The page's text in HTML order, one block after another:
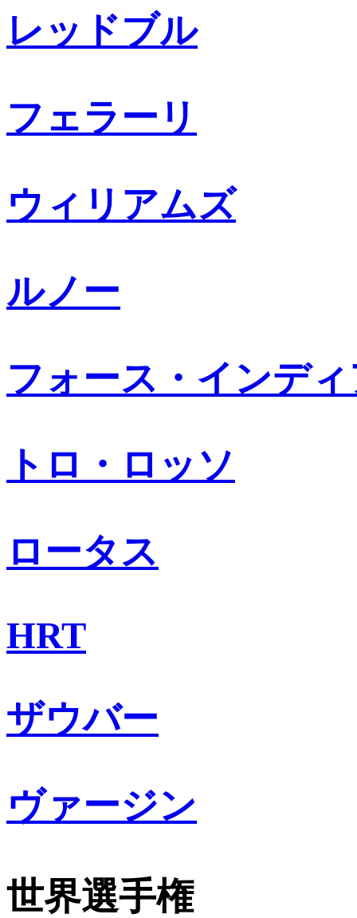
レッドブル
フェラーリ
ウィリアムズ
ルノー
フォース・インデ
トロ・ロッソ
ロータス
HRT
ザウバー
ヴァージン
世界選手権